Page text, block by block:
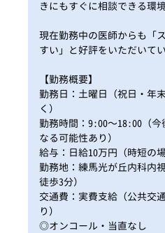
きにもすぐに相談できる環境
現在勤務中の医師からも「
すい」と好評をいただいて
【勤務概要】
勤務日：土曜日（祝日・年
く）
勤務時間：9:00〜18:00（
なる可能性あり）
給与：日給10万円（時短の
勤務地：練馬光が丘内科内
徒歩3分）
交通費：実費支給（公共交
り）
◎オンコール・当直なし